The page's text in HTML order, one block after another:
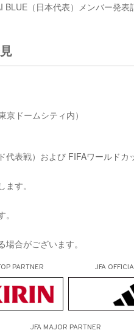
（日本代表）メンバー発表
ドームシティ内）
表戦）および FIFAワールドカ
す。
合がございます。
PARTNER JFA
JFA MAJOR PARTNER